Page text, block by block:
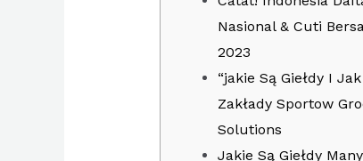
Nasional & Cuti
2023
“jakie Są Giełdy I
Zakłady Sportow
Solutions
Jakie Są Giełdy